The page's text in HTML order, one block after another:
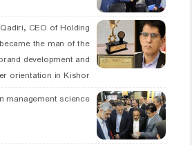
CEO of Holding
the man of the
development and
orientation in Kishor
management science